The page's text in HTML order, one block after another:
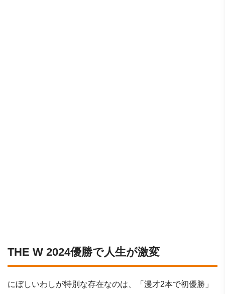
THE W 2024優勝で人生が激変
にぼしいわしが特別な存在なのは、「漫才2本で初優勝」